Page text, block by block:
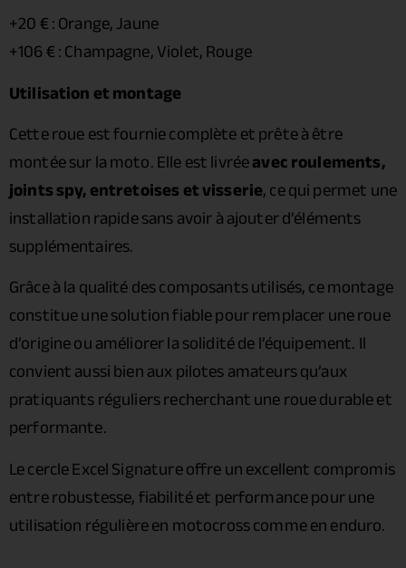
+20 € : Orange, Jaune
+106 € : Champagne, Violet, Rouge
Utilisation et montage
Cette roue est fournie complète et prête à être
montée sur la moto. Elle est livréeavec roulements,
joints spy, entretoises et visserie, ce qui permet une
installation rapide sans avoir à ajouter d’éléments
supplémentaires.
Grâce à la qualité des composants utilisés, ce montage
constitue une solution fiable pour remplacer une roue
d’origine ou améliorer la solidité de l’équipement. Il
convient aussi bien aux pilotes amateurs qu’aux
pratiquants réguliers recherchant une roue durable et
performante.
Le cercle Excel Signature offre un excellent compromis
entre robustesse, fiabilité et performance pour une
utilisation régulière en motocross comme en enduro.